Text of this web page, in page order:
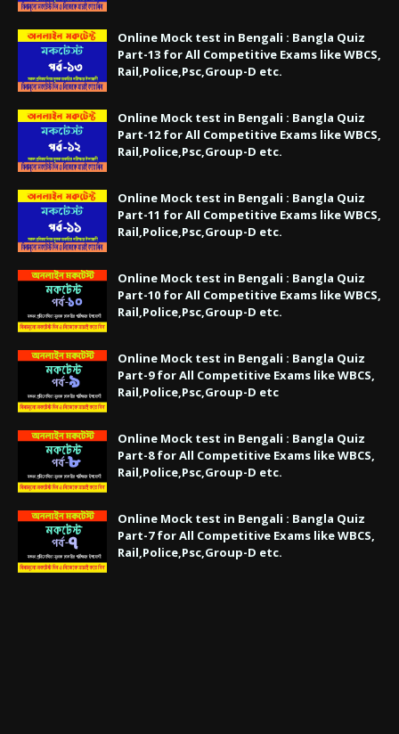
Online Mock test in Bengali : Bangla Quiz
Part-13 for All Competitive Exams like WBCS,
Rail,Police,Psc,Group-D etc.
Online Mock test in Bengali : Bangla Quiz
Part-12 for All Competitive Exams like WBCS,
Rail,Police,Psc,Group-D etc.
Online Mock test in Bengali : Bangla Quiz
Part-11 for All Competitive Exams like WBCS,
Rail,Police,Psc,Group-D etc.
Online Mock test in Bengali : Bangla Quiz
Part-10 for All Competitive Exams like WBCS,
Rail,Police,Psc,Group-D etc.
Online Mock test in Bengali : Bangla Quiz
Part-9 for All Competitive Exams like WBCS,
Rail,Police,Psc,Group-D etc
Online Mock test in Bengali : Bangla Quiz
Part-8 for All Competitive Exams like WBCS,
Rail,Police,Psc,Group-D etc.
Online Mock test in Bengali : Bangla Quiz
Part-7 for All Competitive Exams like WBCS,
Rail,Police,Psc,Group-D etc.